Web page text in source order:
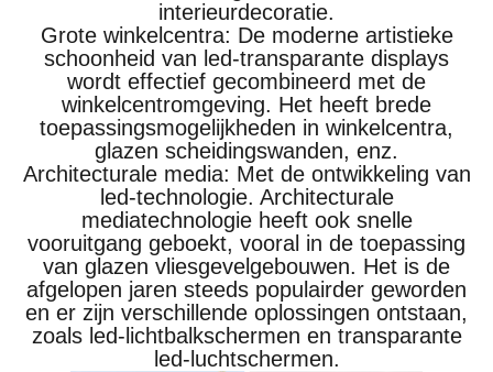
interieurdecoratie.
Grote winkelcentra: De moderne artistieke
schoonheid van led-transparante displays
wordt effectief gecombineerd met de
winkelcentromgeving. Het heeft brede
toepassingsmogelijkheden in winkelcentra,
glazen scheidingswanden, enz.
Architecturale media: Met de ontwikkeling van
led-technologie. Architecturale
mediatechnologie heeft ook snelle
vooruitgang geboekt, vooral in de toepassing
van glazen vliesgevelgebouwen. Het is de
afgelopen jaren steeds populairder geworden
en er zijn verschillende oplossingen ontstaan,
zoals led-lichtbalkschermen en transparante
led-luchtschermen.